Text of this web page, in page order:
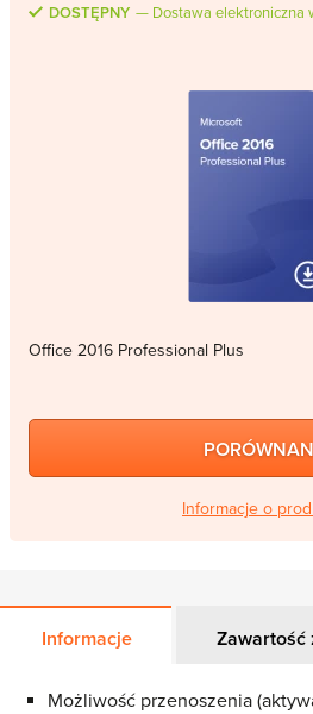
DOSTĘPNY
Dostawa elektroniczna
Office 2016 Professional Plus
Informacje o
Informacje Zawartość
Możliwość przenoszenia